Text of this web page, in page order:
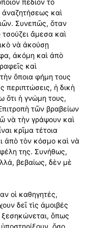
πεδίον τὸ
ἀναζητήσεως καὶ
Συνεπῶς, ὅταν
ἄμεσα καὶ
νὰ ἀκούσῃ
ἀκόμη καὶ ἀπὸ
καὶ
ὅποια φήμη τους
περιπτώσεις, ἡ δικὴ
ὅτι ἡ γνώμη τους,
τῶν βραβείων
νὰ τὴν γράψουν καὶ
κρῖμα τέτοια
ἀπὸ τὸν κόσμο καὶ νὰ
της. Συνήθως,
βεβαίως, δὲν μὲ
οἱ καθηγητές,
δεῖ τὶς ἀμοιβές
ξεσηκώνεται, ὅπως